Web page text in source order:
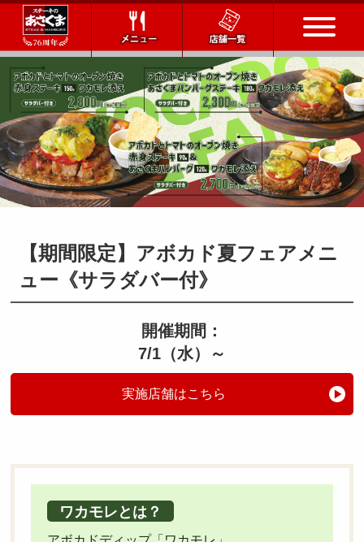
トップページ
店舗一覧
メニュー
会社概要
IR情報
通販サイト
【期間限定】アボカド夏フェアメニ
ュー《サラダバー付》
開催期間：
7/1（水）～
実施店舗はこちら
ワカモレとは？